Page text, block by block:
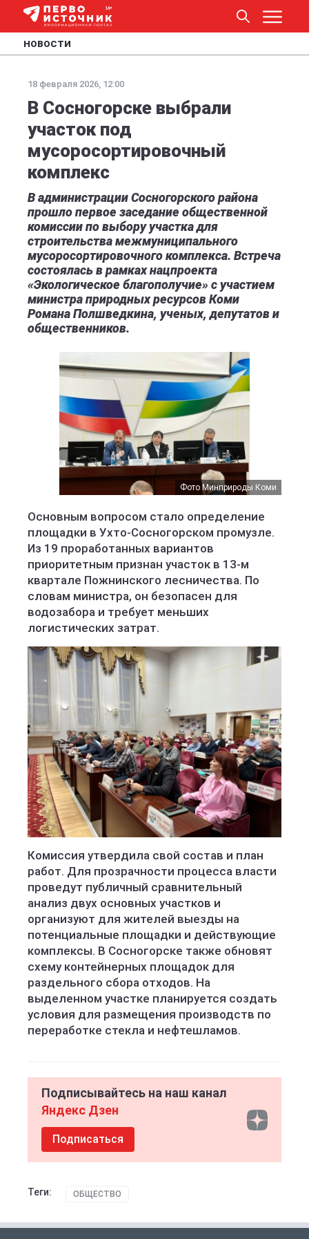
НОВОСТИ
18 февраля 2026, 12:00
В Сосногорске выбрали
участок под
мусоросортировочный
комплекс
В администрации Сосногорского района
прошло первое заседание общественной
комиссии по выбору участка для
строительства межмуниципального
мусоросортировочного комплекса. Встреча
состоялась в рамках нацпроекта
«Экологическое благополучие» с участием
министра природных ресурсов Коми
Романа Полшведкина, ученых, депутатов и
общественников.
Фото Минприроды Коми
Основным вопросом стало определение
площадки в Ухто-Сосногорском промузле.
Из 19 проработанных вариантов
приоритетным признан участок в 13-м
квартале Пожнинского лесничества. По
словам министра, он безопасен для
водозабора и требует меньших
логистических затрат.
Комиссия утвердила свой состав и план
работ. Для прозрачности процесса власти
проведут публичный сравнительный
анализ двух основных участков и
организуют для жителей выезды на
потенциальные площадки и действующие
комплексы. В Сосногорске также обновят
схему контейнерных площадок для
раздельного сбора отходов. На
выделенном участке планируется создать
условия для размещения производств по
переработке стекла и нефтешламов.
Подписывайтесь на наш канал
Яндекс Дзен
Подписаться
Теги: ОБЩЕСТВО